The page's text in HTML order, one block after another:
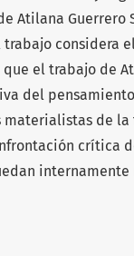
Atilana Guerrero
trabajo considera
que el trabajo de
del
materialistas de
crítica
internamente